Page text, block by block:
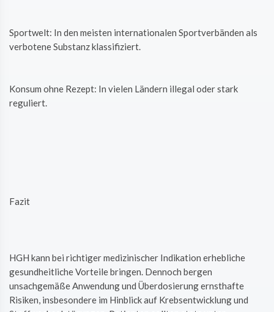
Sportwelt: In den meisten internationalen Sportverbänden als
verbotene Substanz klassifiziert.
Konsum ohne Rezept: In vielen Ländern illegal oder stark
reguliert.
Fazit
HGH kann bei richtiger medizinischer Indikation erhebliche
gesundheitliche Vorteile bringen. Dennoch bergen
unsachgemäße Anwendung und Überdosierung ernsthafte
Risiken, insbesondere im Hinblick auf Krebsentwicklung und